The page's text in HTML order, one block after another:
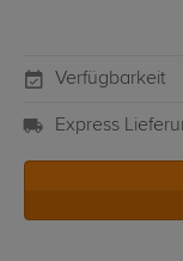
Verfügbarkeit
Express